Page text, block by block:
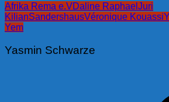
Afrika Rema e.VDaline Raphael Juri
KilianSandershausVéronique Kouassi
Yem
Yasmin Schwarze